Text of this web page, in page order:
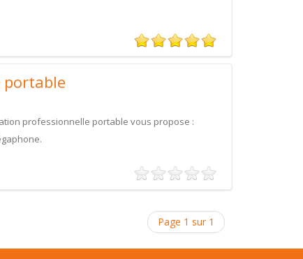
professionnelle portable vous propose :
Page 1 sur 1